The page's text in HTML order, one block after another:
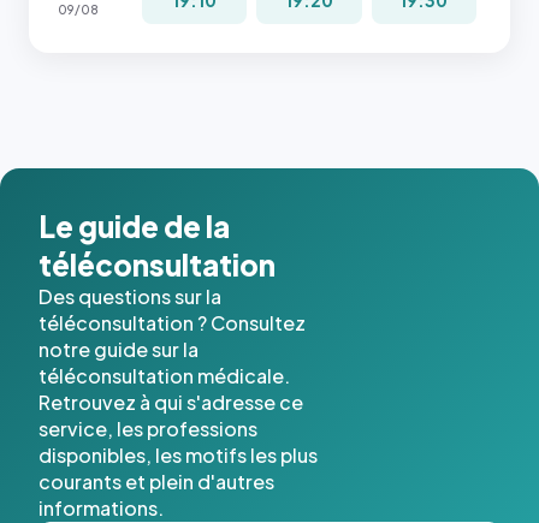
09/08
Le guide de la
téléconsultation
Des questions sur la
téléconsultation ? Consultez
notre guide sur la
téléconsultation médicale.
Retrouvez à qui s'adresse ce
service, les professions
disponibles, les motifs les plus
courants et plein d'autres
informations.